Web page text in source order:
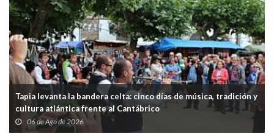
Tapia levanta la bandera celta: cinco días de música, tradición y
cultura atlántica frente al Cantábrico
06 de Ago de 2026